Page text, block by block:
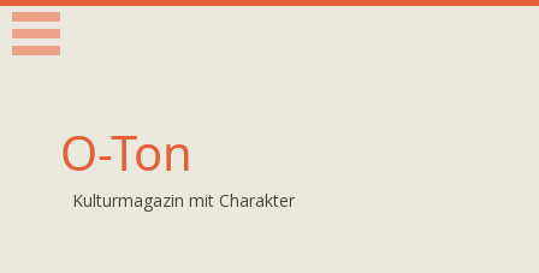
O-Ton
Kulturmagazin mit Charakter